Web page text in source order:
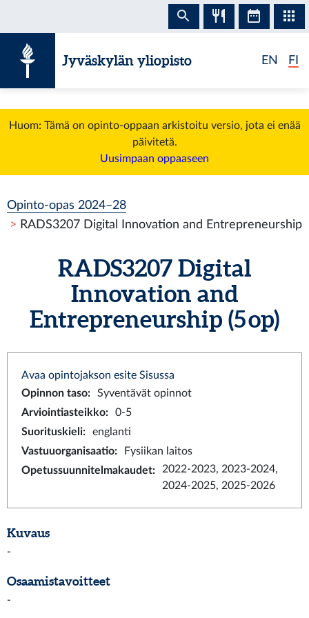
Jyväskylän yliopisto EN FI
Huom: Tämä on opinto-oppaan arkistoitu versio, jota ei enää
päivitetä.
Uusimpaan oppaaseen
Opinto-opas 2024–28
RADS3207 Digital Innovation and Entrepreneurship
RADS3207 Digital
Innovation and
Entrepreneurship (5 op)
Avaa opintojakson esite Sisussa
Opinnon taso:
Syventävät opinnot
Arviointiasteikko:
0-5
Suorituskieli:
englanti
Vastuuorganisaatio:
Fysiikan laitos
Opetussuunnitelmakaudet:
2022-2023, 2023-2024,
2024-2025, 2025-2026
Kuvaus
-
Osaamistavoitteet
-